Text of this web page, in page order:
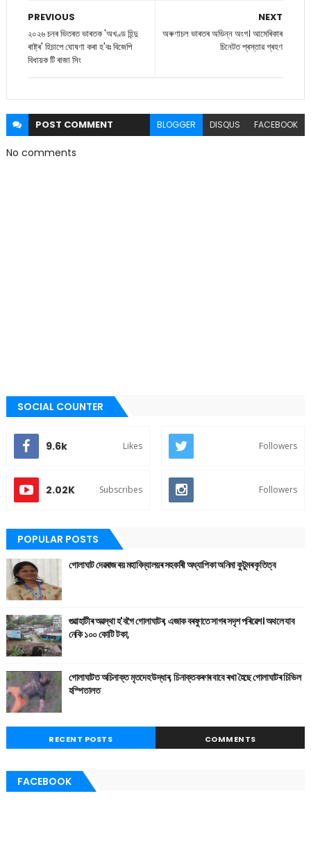
NEXT
অৰুণাচল ভাৰতৰ অভিন্ন অংগ। আমেৰিকাৰ
চিনেটত প্ৰস্তাৱ গ্ৰহণ
PREVIOUS
২০২৬ চনৰ ভিতৰত ভাৰতক 'অখণ্ড হিন্দু
ৰাষ্ট্ৰ' হিচাপে ঘোষণা কৰা হ'বঃ বিজেপি
বিধায়ক টি ৰাজা সিং
POST COMMENT BLOGGER DISQUS FACEBOOK
No comments
SOCIAL COUNTER
9.6k Likes Followers
2.02K Subscribes Followers
POPULAR POSTS
গোলাঘাট দেৱৰাজ ৰয় মহাবিদ্যালয়ৰ সহকাৰী অধ্যাপিকা অনিমা কুটুমৰ কৃতিত্ব
গুৱাহাটীৰ অৱস্থা হ'বগৈ গোলাঘাটৰ, এজাক বৰষুণতে সাগৰ সদৃশ পৰিৱেশ। অথলে যাব
নেকি ১০০ কোটি টকা,
গোলাঘাটত অচিনাক্ত মৃতদেহ উদ্ধাৰ, চিনাক্তকৰণৰ বাবে ৰখা হৈছে গোলাঘাটৰ চিভিল
হস্পিতালত
RECENT POSTS COMMENTS
FACEBOOK